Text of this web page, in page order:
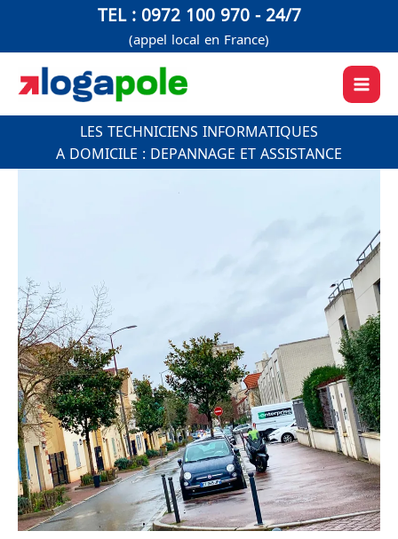
contenu
TEL : 0972 100 970 - 24/7
(appel local en France)
LES TECHNICIENS INFORMATIQUES
A DOMICILE : DEPANNAGE ET ASSISTANCE